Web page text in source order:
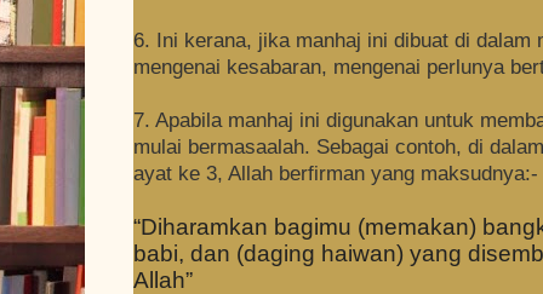
6. Ini kerana, jika manhaj ini dibuat di dalam
mengenai kesabaran, mengenai perlunya
7. Apabila manhaj ini digunakan untuk
mulai bermasaalah. Sebagai contoh, di
ayat ke 3, Allah berfirman yang maksudnya:-
“Diharamkan bagimu (memakan)
babi, dan (daging haiwan) yang
Allah”